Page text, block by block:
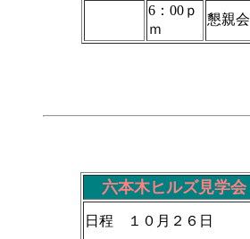
6：00ｐ
ｍ
懇親会
六本木ヒルズ見学会
日程 １０月２６日